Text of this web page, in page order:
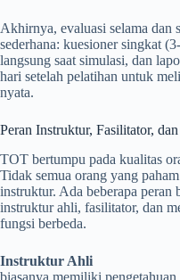
Akhirnya, evaluasi selama dan
sederhana: kuesioner singkat
langsung saat simulasi, dan
hari setelah pelatihan untuk
nyata.
Peran Instruktur, Fasilitator,
TOT bertumpu pada kualitas
Tidak semua orang yang
instruktur. Ada beberapa peran
instruktur ahli, fasilitator, dan
fungsi berbeda.
Instruktur Ahli
biasanya memiliki